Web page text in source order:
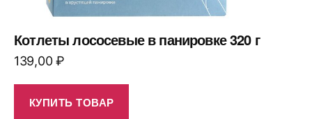
Котлеты лососевые в панировке 320 г
139,00₽
КУПИТЬ ТОВАР